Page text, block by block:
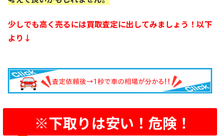
少しでも高く売るには買取査定に出してみましょう！以下
より↓
※下取りは安い！危険！